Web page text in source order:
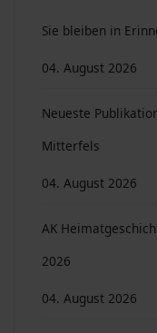
Sie bleiben in
04. August 2026
Neueste
Mitterfels
04. August 2026
AK
2026
04. August 2026